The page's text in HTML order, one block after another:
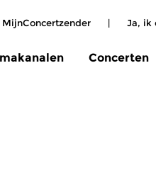
MijnConcertzender | Ja, ik
Concerten